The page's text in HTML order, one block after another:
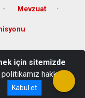
Mevzuat
için sitemizde
hakkında
Kabul et